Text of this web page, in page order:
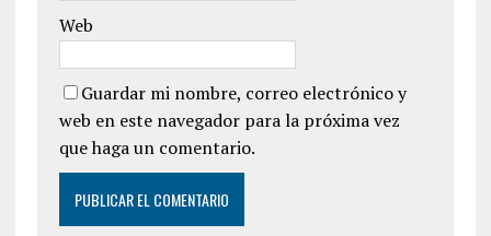
Web
Guardar mi nombre, correo electrónico y
web en este navegador para la próxima vez
que haga un comentario.